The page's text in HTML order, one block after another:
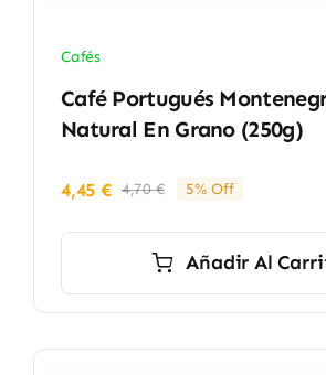
Cafés
Café Portugués
Natural En Grano (250g)
4,70€El
era:
4,45€
El
es:
5% Off
Añadir Al